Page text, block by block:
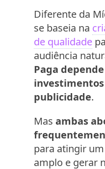
Diferente da
se baseia na
de qualidade
audiência
Paga
publicidade.
Mas ambas
para atingir
amplo e gerar